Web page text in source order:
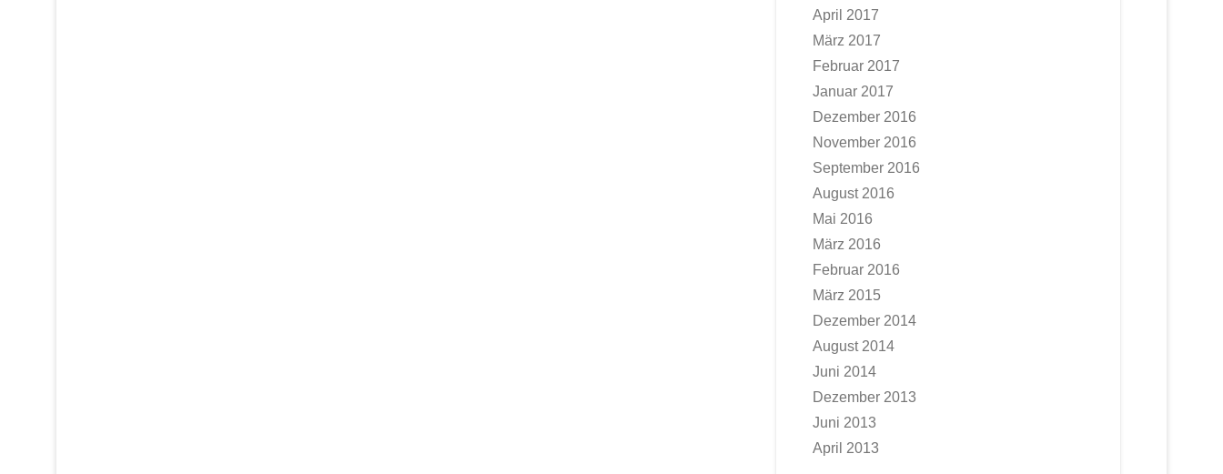
April 2017
März 2017
Februar 2017
Januar 2017
Dezember 2016
November 2016
September 2016
August 2016
Mai 2016
März 2016
Februar 2016
März 2015
Dezember 2014
August 2014
Juni 2014
Dezember 2013
Juni 2013
April 2013